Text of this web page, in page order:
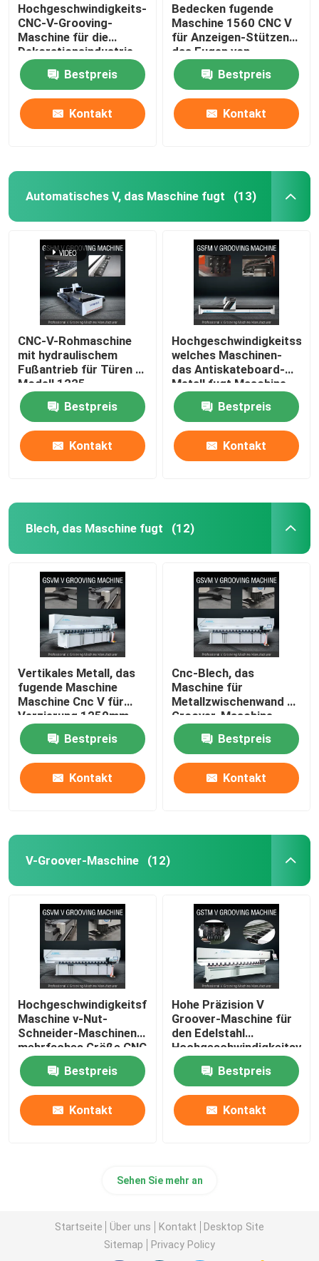
Hochgeschwindigkeits-
CNC-V-Grooving-
Maschine für die
Dekorationsindustrie
aus Edelstahl - Modell
1225
Bestpreis
Kontakt
Bedecken fugende
Maschine 1560 CNC V
für Anzeigen-Stützen
das Fugen von
Maschinen-
Verzierungs-Industrie
Bestpreis
Kontakt
Automatisches V, das Maschine fugt (13)
CNC-V-Rohmaschine
mit hydraulischem
Fußantrieb für Türen -
Modell 1225
Bestpreis
Kontakt
welches Maschinen-
das Antiskateboard-
Metall fugt Maschine
1232 fugt
Bestpreis
Kontakt
Blech, das Maschine fugt (12)
Vertikales Metall, das
fugende Maschine
Maschine Cnc V für
Verzierung 1250mm
fugt
Bestpreis
Kontakt
Cnc-Blech, das
Maschine für
Metallzwischenwand V
Groover-Maschine
1240 fugt
Bestpreis
Kontakt
V-Groover-Maschine (12)
Hochgeschwindigkeitsfugende
Maschine v-Nut-
Schneider-Maschinen-
mehrfaches Größe CNC
V
Bestpreis
Kontakt
Hohe Präzision V
Groover-Maschine für
den Edelstahl
Hochgeschwindigkeitsv
Maschine fugend
Bestpreis
Kontakt
Sehen Sie mehr an
Startseite Über uns Kontakt
Desktop Site
Sitemap
Privacy Policy